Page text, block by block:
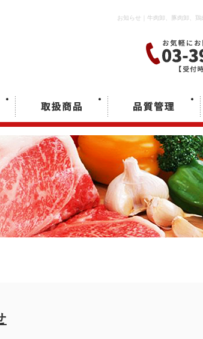
お知らせ｜牛肉卸、豚肉卸、